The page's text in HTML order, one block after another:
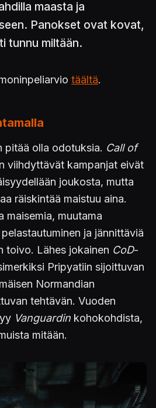
maasta ja
Panokset ovat kovat,
tunnu miltään.
täältä.
pitää olla odotuksia. Call of
viihdyttävät kampanjat eivät
joukosta, mutta
räiskintää maistuu aina.
maisemia, muutama
ja jännittäviä
toivo. Lähes jokainen CoD-
Pripyatiin sijoittuvan
Normandian
tehtävän. Vuoden
Vanguardin kohokohdista,
mitään.